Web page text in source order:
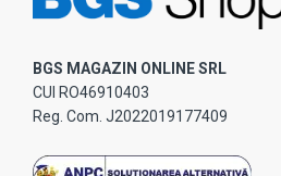
BGS MAGAZIN ONLINE SRL
CUI RO46910403
Reg. Com. J2022019177409